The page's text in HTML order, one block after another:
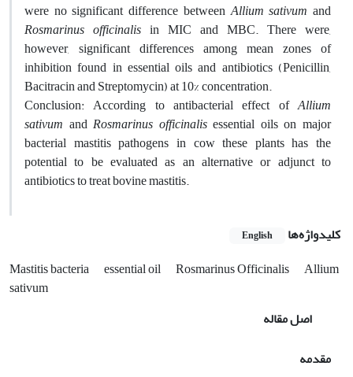
were no significant difference betweenAllium sativumand
Rosmarinus officinalis in MIC and MBC. There were,
however, significant differences among mean zones of
inhibition found in essential oils and antibiotics (Penicillin,
Bacitracin and Streptomycin) at 10% concentration.
Conclusion: According to antibacterial effect ofAllium
sativum andRosmarinus officinalisessential oils on major
bacterial mastitis pathogens in cow these plants has the
potential to be evaluated as an alternative or adjunct to
antibiotics to treat bovine mastitis.
کلیدواژه‌ها English
Mastitis bacteria essential oil Rosmarinus Officinalis
Allium
sativum
اصل مقاله
مقدمه